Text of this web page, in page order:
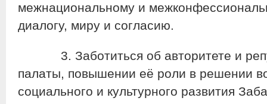
межнациональному и
диалогу, миру и согласию.
3. Заботиться об авторитете и
палаты, повышении её роли в решении
социального и культурного развития